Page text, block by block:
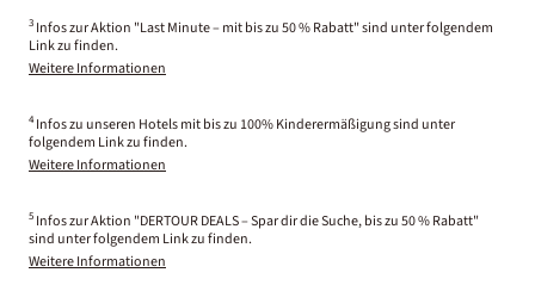
3 Infos zur Aktion "Last Minute – mit bis zu 50 % Rabatt" sind unter folgendem
Link zu finden.
Weitere Informationen
4 Infos zu unseren Hotels mit bis zu 100% Kinderermäßigung sind unter
folgendem Link zu finden.
Weitere Informationen
5 Infos zur Aktion "DERTOUR DEALS – Spar dir die Suche, bis zu 50 % Rabatt"
sind unter folgendem Link zu finden.
Weitere Informationen